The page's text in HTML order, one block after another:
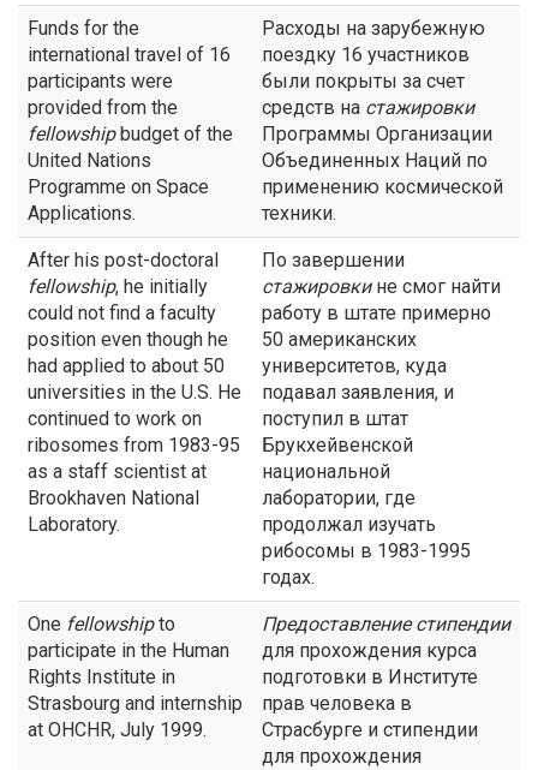
Funds for the
international travel of 16
participants were
provided from the
fellowshipbudget of the
United Nations
Programme on Space
Applications.
Расходы на зарубежную
поездку 16 участников
были покрыты за счет
средств на стажировки
Программы Организации
Объединенных Наций по
применению космической
техники.
After his post-doctoral
fellowship, he initially
could not find a faculty
position even though he
had applied to about 50
universities in the U.S. He
continued to work on
ribosomes from 1983-95
as a staff scientist at
Brookhaven National
Laboratory.
По завершении
стажировкине смог найти
работу в штате примерно
50 американских
университетов, куда
подавал заявления, и
поступил в штат
Брукхейвенской
национальной
лаборатории, где
продолжал изучать
рибосомы в 1983-1995
годах.
One fellowshipto
participate in the Human
Rights Institute in
Strasbourg and internship
at OHCHR, July 1999.
Предоставление стипендии
для прохождения курса
подготовки в Институте
прав человека в
Страсбурге и стипендии
для прохождения